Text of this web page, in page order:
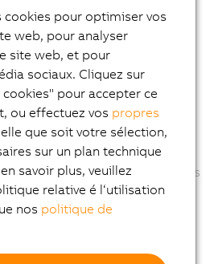
toutes les interfaces
Gigabit, 1x USB 2.0 et 1x
peuvent être aussi ajoutées sous
tirer profit des technologies
et CAN. Pour le
cartes CFast MLC de
sont proposées.
cookies pour optimiser vos
web, pour analyser
site web, et pour
sociaux. Cliquez sur
pour accepter ce
ou effectuez vos propres
que soit votre sélection,
sur un plan technique
savoir plus, veuillez
relative é l‘utilisation
nos politique de